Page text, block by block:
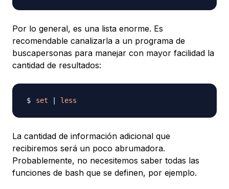
Por lo general, es una lista enorme. Es
recomendable canalizarla a un programa de
buscapersonas para manejar con mayor facilidad la
cantidad de resultados:
set less
La cantidad de información adicional que
recibiremos será un poco abrumadora.
Probablemente, no necesitemos saber todas las
funciones de bash que se definen, por ejemplo.